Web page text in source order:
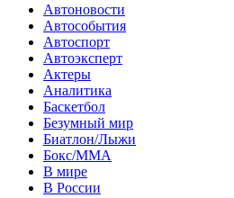
Автоновости
Автособытия
Автоспорт
Автоэксперт
Актеры
Аналитика
Баскетбол
Безумный мир
Биатлон/Лыжи
Бокс/MMA
В мире
В России